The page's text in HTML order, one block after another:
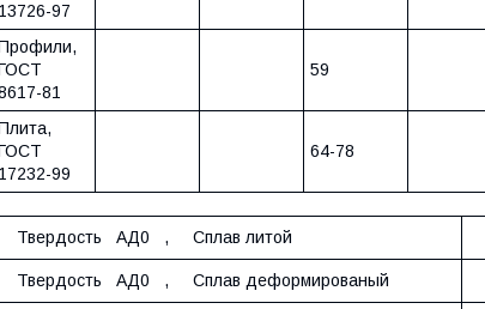
97
81
59
99
64-78
АД0 , Сплав литой
АД0 , Сплав деформированый